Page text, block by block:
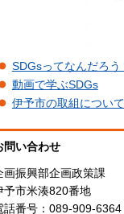
SDGsってなんだろう
動画で学ぶSDGs
伊予市の取組について
問い合わせ
画振興部企画政策課
予市米湊820番地
話番号：089-909-6364